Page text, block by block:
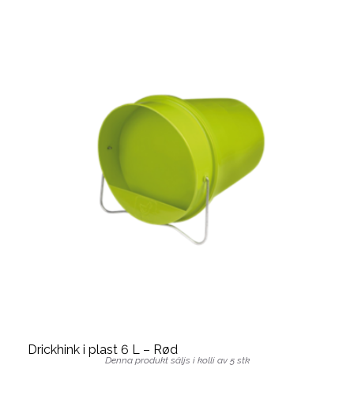
Drickhink i plast 6 L – Rød
Denna produkt säljs i kolli av 5 stk